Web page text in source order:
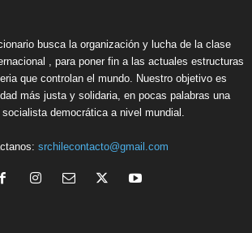
busca la organización y lucha de la clase
, para poner fin a las actuales estructuras
que controlan el mundo. Nuestro objetivo es
más justa y solidaria, en pocas palabras una
democrática a nivel mundial.
srchilecontacto@gmail.com